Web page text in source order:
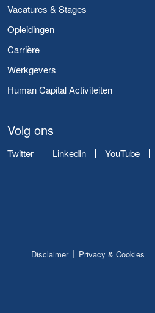
Vacatures & Stages
Opleidingen
Carrière
Werkgevers
Human Capital Activiteiten
Volg ons
Twitter LinkedIn YouTube
Disclaimer Privacy & Cookies